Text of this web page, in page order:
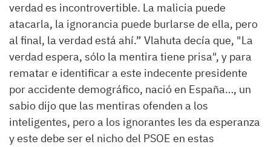
verdad es incontrovertible. La malicia puede
atacarla, la ignorancia puede burlarse de ella, pero
al final, la verdad está ahí.” Vlahuta decía que, "La
verdad espera, sólo la mentira tiene prisa", y para
rematar e identificar a este indecente presidente
poraccidente demográfico, nacióen España…, un
sabio dijo que las mentiras ofenden a los
inteligentes, peroa los ignorantes les da esperanza
y este debe ser el nicho del PSOE en estas